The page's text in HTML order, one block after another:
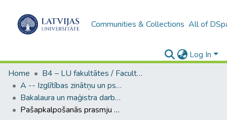
Communities & Collections All of
Log In
Home
B4 – LU fakultātes / Faculties of the UL
A -- Izglītības zinātņu un psiholoģijas fakultāte / Faculty of Education Sciences and Psychology
Bakalaura un maģistra darbi (PPMF) / Bachelor's and Master's theses
Pašapkalpošanās prasmju sekmēšana rotaļdarbību ietvaros pirmsskolas vecuma bērnu 1.vecumposmā